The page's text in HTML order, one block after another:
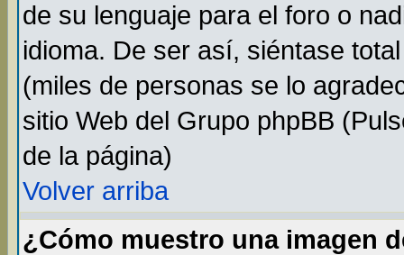
de su lenguaje para el foro o
idioma. De ser así, siéntase
(miles de personas se lo
sitio Web del Grupo phpBB
de la página)
Volver arriba
¿Cómo muestro una imagen